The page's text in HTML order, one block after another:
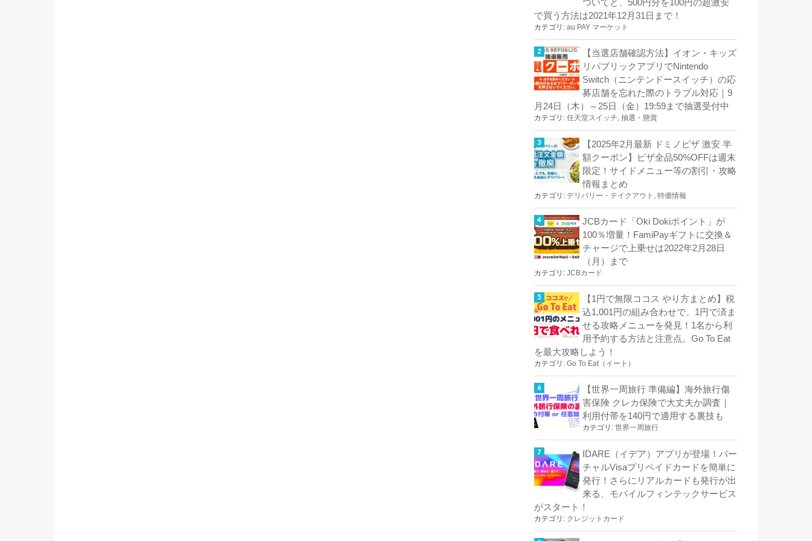
ついてと、500円分を100円の超激安
で買う方法は2021年12月31日まで！
カテゴリ: au PAY マーケット
【当選店舗確認方法】イオン・キッズ
リパブリックアプリでNintendo
Switch（ニンテンドースイッチ）の応
募店舗を忘れた際のトラブル対応｜9
月24日（木）～25日（金）19:59まで抽選受付中
カテゴリ: 任天堂スイッチ, 抽選・懸賞
【2025年2月最新 ドミノピザ 激安 半
額クーポン】ピザ全品50%OFFは週末
限定！サイドメニュー等の割引・攻略
情報まとめ
カテゴリ: デリバリー・テイクアウト 特価情報
JCBカード「Oki Dokiポイント」が
100％増量！FamiPayギフトに交換＆
チャージで上乗せは2022年2月28日
（月）まで
カテゴリ: JCBカード
【1円で無限ココス やり方まとめ】税
込1,001円の組み合わせで、1円で済ま
せる攻略メニューを発見！1名から利
用予約する方法と注意点。Go To Eat
を最大攻略しよう！
カテゴリ: Go To Eat（イート）
【世界一周旅行 準備編】海外旅行傷
害保険 クレカ保険で大丈夫か調査｜
利用付帯を140円で適用する裏技も
カテゴリ: 世界一周旅行
IDARE（イデア）アプリが登場！バー
チャルVisaプリペイドカードを簡単に
発行！さらにリアルカードも発行が出
来る、モバイルフィンテックサービス
がスタート！
カテゴリ: クレジットカード